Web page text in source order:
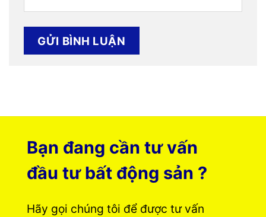
Bạn đang cần tư vấn
đầu tư bất động sản ?
Hãy gọi chúng tôi để được tư vấn